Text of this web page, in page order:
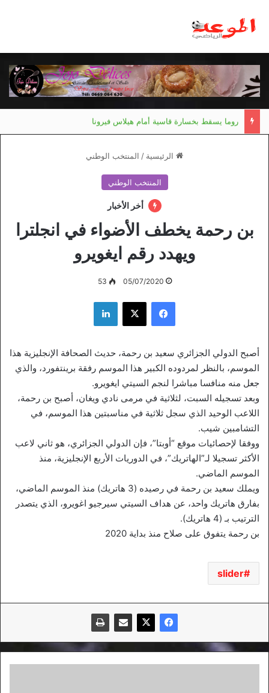
مانشستر يونايتد يقدم أسوأ نسخة منذ 38 عاما
الرئيسية / المنتخب الوطني
المنتخب الوطني
أخر الأخبار
بن رحمة يخطف الأضواء في انجلترا
ويهدد رقم ايغويرو
05/07/2020
53
فيسبوك ‫X لينكدإن
أصبح الدولي الجزائري سعيد بن رحمة، حديث الصحافة الإنجليزية هذا
الموسم، بالنظر لمردوده الكبير هذا الموسم رفقة برينتفورد، والذي
جعل منه منافسا مباشرا لنجم السيتي ايغويرو.
وبعد تسجيله السبت، لثلاثية في مرمى نادي ويغان، أصبح بن رحمة،
اللاعب الوحيد الذي سجل ثلاثية في مناسبتين هذا الموسم، في
التشامبين شيب.
ووفقا لإحصائيات موقع “أوبتا”، فإن الدولي الجزائري، هو ثاني لاعب
الأكثر تسجيلا لـ”الهاتريك”، في الدوريات الأربع الإنجليزية، منذ
الموسم الماضي.
ويملك سعيد بن رحمة في رصيده (3 هاتريك) منذ الموسم الماضي،
بفارق هاتريك واحد، عن هداف السيتي سيرجيو اغويرو، الذي يتصدر
الترتيب بـ (4 هاتريك).
بن رحمة يتفوق على صلاح منذ بداية 2020
slider